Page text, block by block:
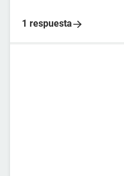
1 respuesta